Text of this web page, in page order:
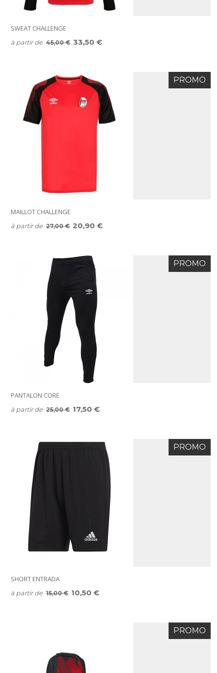
SWEAT CHALLENGE
à partir de 45,00 € 33,50 €
PROMO
MAILLOT CHALLENGE
à partir de 27,00 € 20,90 €
PROMO
PANTALON CORE
à partir de 25,00 € 17,50 €
PROMO
SHORT ENTRADA
à partir de 15,00 € 10,50 €
PROMO